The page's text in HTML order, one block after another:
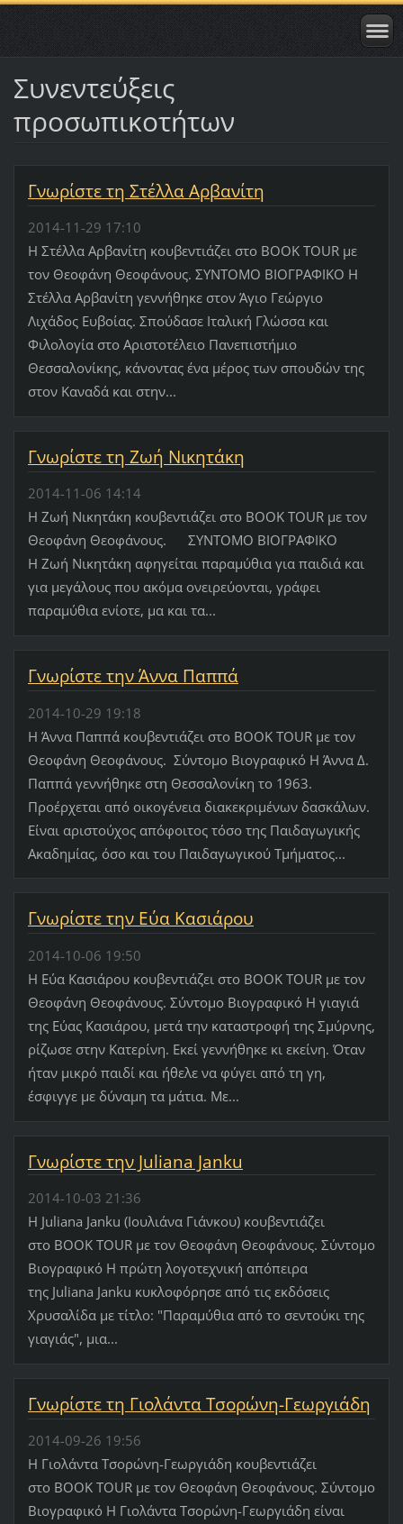
Συνεντεύξεις
προσωπικοτήτων
Γνωρίστε τη Στέλλα Αρβανίτη
2014-11-29 17:10
H Στέλλα Αρβανίτη κουβεντιάζει στο BOOK TOUR με
τον Θεοφάνη Θεοφάνους. ΣΥΝΤΟΜΟ ΒΙΟΓΡΑΦΙΚΟ Η
Στέλλα Αρβανίτη γεννήθηκε στον Άγιο Γεώργιο
Λιχάδος Ευβοίας. Σπούδασε Ιταλική Γλώσσα και
Φιλολογία στο Αριστοτέλειο Πανεπιστήμιο
Θεσσαλονίκης, κάνοντας ένα μέρος των σπουδών της
στον Καναδά και στην...
Γνωρίστε τη Ζωή Νικητάκη
2014-11-06 14:14
H Zωή Νικητάκη κουβεντιάζει στο BOOK TOUR με τον
Θεοφάνη Θεοφάνους. ΣΥΝΤΟΜΟ ΒΙΟΓΡΑΦΙΚΟ
H Zωή Νικητάκη αφηγείται παραμύθια για παιδιά και
για μεγάλους που ακόμα ονειρεύονται, γράφει
παραμύθια ενίοτε, μα και τα...
Γνωρίστε την Άννα Παππά
2014-10-29 19:18
Η Άννα Παππά κουβεντιάζει στο BOOK TOUR με τον
Θεοφάνη Θεοφάνους. Σύντομο Βιογραφικό Η Άννα Δ.
Παππά γεννήθηκε στη Θεσσαλονίκη το 1963.
Προέρχεται από οικογένεια διακεκριμένων δασκάλων.
Είναι αριστούχος απόφοιτος τόσο της Παιδαγωγικής
Ακαδημίας, όσο και του Παιδαγωγικού Τμήματος...
Γνωρίστε την Εύα Κασιάρου
2014-10-06 19:50
Η Εύα Κασιάρου κουβεντιάζει στο BOOK TOUR με τον
Θεοφάνη Θεοφάνους. Σύντομο Βιογραφικό Η γιαγιά
της Εύας Κασιάρου, μετά την καταστροφή της Σμύρνης,
ρίζωσε στην Κατερίνη. Εκεί γεννήθηκε κι εκείνη. Όταν
ήταν μικρό παιδί και ήθελε να φύγει από τη γη,
έσφιγγε με δύναμη τα μάτια. Με...
Γνωρίστε την Juliana Janku
2014-10-03 21:36
Η Juliana Janku (Ιουλιάνα Γιάνκου) κουβεντιάζει
στο BOOK TOUR με τον Θεοφάνη Θεοφάνους. Σύντομο
Βιογραφικό Η πρώτη λογοτεχνική απόπειρα
της Juliana Janku κυκλοφόρησε από τις εκδόσεις
Χρυσαλίδα με τίτλο: "Παραμύθια από το σεντούκι της
γιαγιάς", μια...
Γνωρίστε τη Γιολάντα Τσορώνη-Γεωργιάδη
2014-09-26 19:56
Η Γιολάντα Τσορώνη-Γεωργιάδη κουβεντιάζει
στο BOOK TOUR με τον Θεοφάνη Θεοφάνους. Σύντομο
Βιογραφικό Η Γιολάντα Τσορώνη-Γεωργιάδη είναι